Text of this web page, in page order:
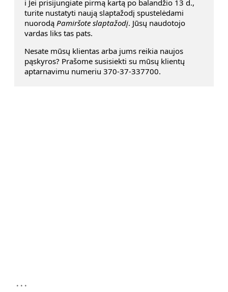
ℹ️ Jei prisijungiate pirmą kartą po balandžio 13 d.,
turite nustatyti naują slaptažodį spustelėdami
nuorodą Pamiršote slaptažodį. Jūsų naudotojo
vardas liks tas pats.
Nesate mūsų klientas arba jums reikia naujos
pąskyros? Prašome susisiekti su mūsų klientų
aptarnavimu numeriu 370-37-337700.
...